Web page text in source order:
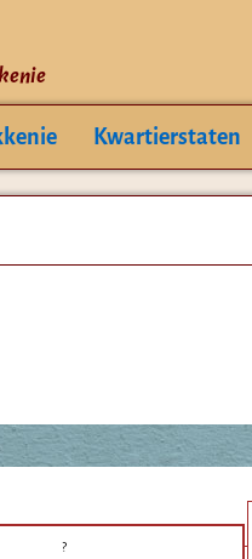
Kwartierstaten
?